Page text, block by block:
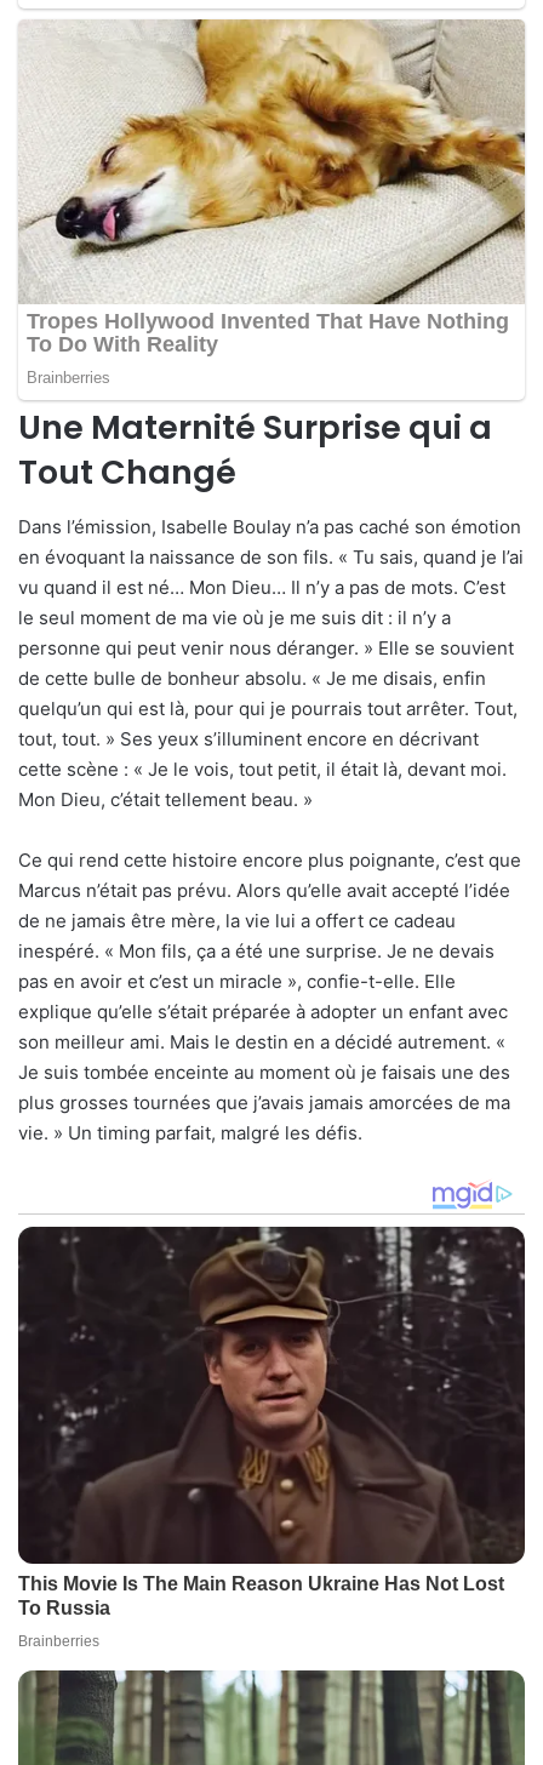
Une Maternité Surprise qui a
Tout Changé
Dans l’émission, Isabelle Boulay n’a pas caché son émotion
en évoquant la naissance de son fils. « Tu sais, quand je l’ai
vu quand il est né… Mon Dieu… Il n’y a pas de mots. C’est
le seul moment de ma vie où je me suis dit : il n’y a
personne qui peut venir nous déranger. » Elle se souvient
de cette bulle de bonheur absolu. « Je me disais, enfin
quelqu’un qui est là, pour qui je pourrais tout arrêter. Tout,
tout, tout. » Ses yeux s’illuminent encore en décrivant
cette scène : « Je le vois, tout petit, il était là, devant moi.
Mon Dieu, c’était tellement beau. »
Ce qui rend cette histoire encore plus poignante, c’est que
Marcus n’était pas prévu. Alors qu’elle avait accepté l’idée
de ne jamais être mère, la vie lui a offert ce cadeau
inespéré. « Mon fils, ça a été une surprise. Je ne devais
pas en avoir et c’est un miracle », confie-t-elle. Elle
explique qu’elle s’était préparée à adopter un enfant avec
son meilleur ami. Mais le destin en a décidé autrement. «
Je suis tombée enceinte au moment où je faisais une des
plus grosses tournées que j’avais jamais amorcées de ma
vie. » Un timing parfait, malgré les défis.